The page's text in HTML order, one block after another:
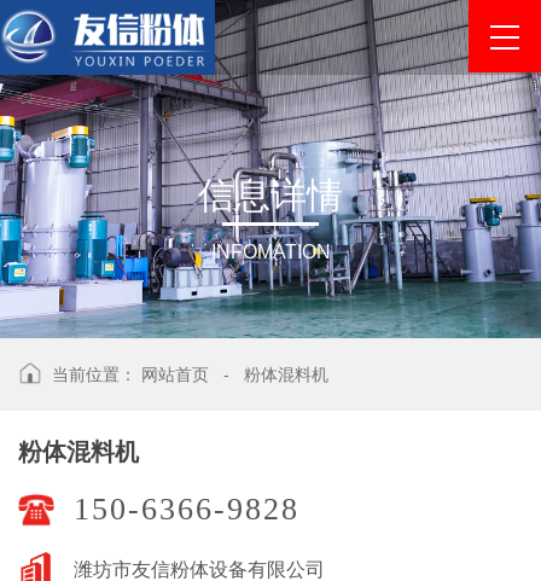
信息详情
INFOMATION
当前位置： 网站首页 - 粉体混料机
粉体混料机
150-6366-9828
潍坊市友信粉体设备有限公司